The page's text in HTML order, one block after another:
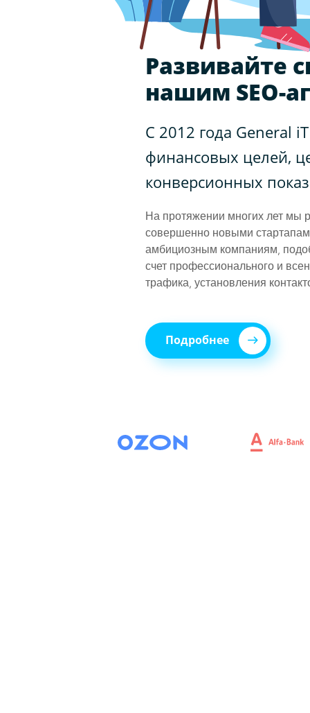
Развивайте
нашим SEO-
С 2012 года General
финансовых целей,
конверсионных
На протяжении многих лет мы
совершенно новыми
амбициозным компаниям,
счет профессионального и
трафика, установления
Подробнее